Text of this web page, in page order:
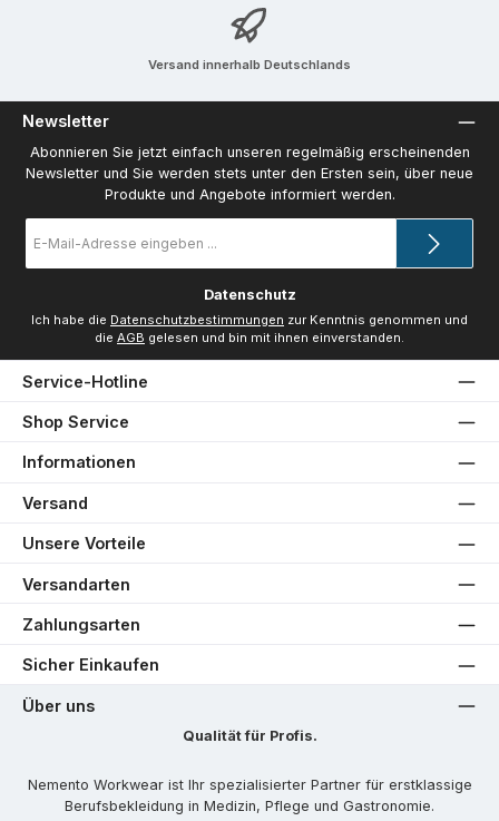
Versand innerhalb Deutschlands
Newsletter
Abonnieren Sie jetzt einfach unseren regelmäßig erscheinenden
Newsletter und Sie werden stets unter den Ersten sein, über neue
Produkte und Angebote informiert werden.
Mail-
Adresse
Datenschutz
Ich habe die Datenschutzbestimmungen zur Kenntnis genommen und
die AGB gelesen und bin mit ihnen einverstanden.
Service-Hotline
Shop Service
Informationen
Versand
Unsere Vorteile
Versandarten
Zahlungsarten
Sicher Einkaufen
Über uns
Qualität für Profis.
Nemento Workwear ist Ihr spezialisierter Partner für erstklassige
Berufsbekleidung in Medizin, Pflege und Gastronomie.